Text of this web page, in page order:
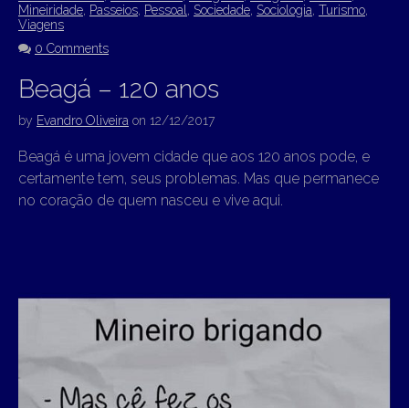
Mineiridade Passeios Pessoal Sociedade Sociologia Turismo
Viagens
0 Comments
Beagá – 120 anos
by Evandro Oliveira on 12/12/2017
Beagá é uma jovem cidade que aos 120 anos pode, e
certamente tem, seus problemas. Mas que permanece
no coração de quem nasceu e vive aqui.